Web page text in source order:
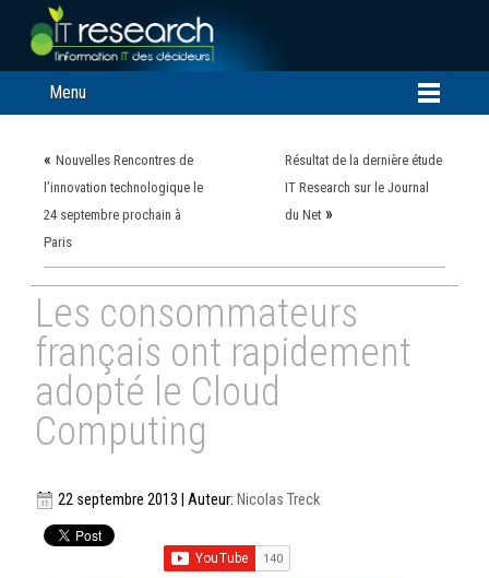
Menu
« Nouvelles Rencontres de
l’innovation technologique le
24 septembre prochain à
Paris
Résultat de la dernière étude
IT Research sur le Journal
du Net»
Les consommateurs
français ont rapidement
adopté le Cloud
Computing
22 septembre 2013 | Auteur: Nicolas Treck